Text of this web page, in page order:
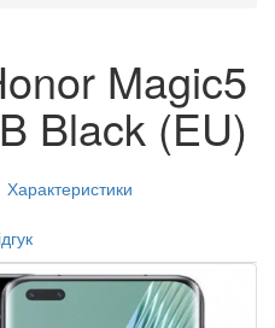
Magic5
Black (EU)
Характеристики